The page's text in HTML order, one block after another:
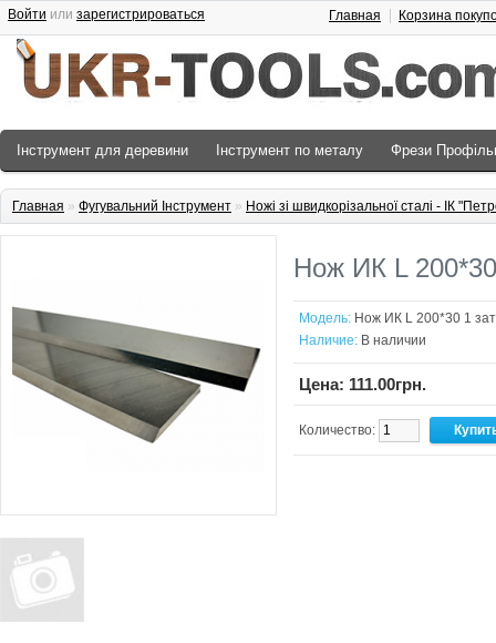
Войти или зарегистрироваться Главная Корзина
Інструмент для деревини Інструмент по металу Фрези
Главная » Фугувальний Інструмент » Ножі зі швидкорізальної сталі - ІК
Нож ИК L
Модель: Нож ИК L 200*30 1
Наличие: В наличии
Цена: 111.00грн.
Количество: